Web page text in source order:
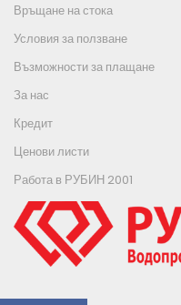
Връщане на стока
Условия за ползване
Възможности за плащане
За нас
Кредит
Ценови листи
Работа в РУБИН 2001